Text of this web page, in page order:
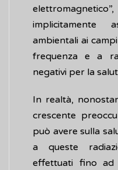
implicitamente
ambientali ai
frequenza e a
negativi per la
In realtà,
crescente
può avere sulla
a queste
effettuati fino ad